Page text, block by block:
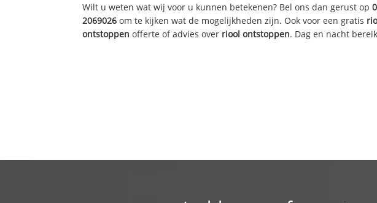
Wilt u weten wat wij voor u kunnen betekenen? Bel ons dan gerust op
2069026 om te kijken wat de mogelijkheden zijn. Ook voor een gratis
ontstoppen offerte of advies over riool ontstoppen. Dag en nacht